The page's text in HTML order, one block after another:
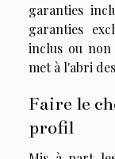
garanties
garanties
inclus ou non
met à l'abri
Faire le
profil